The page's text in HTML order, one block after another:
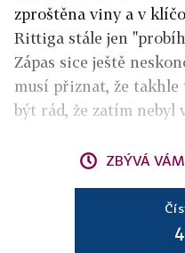
zproštěna viny a v
Rittiga stále jen
Zápas sice ještě
musí přiznat, že takhle
být rád, že zatím nebyl
ZBÝVÁ